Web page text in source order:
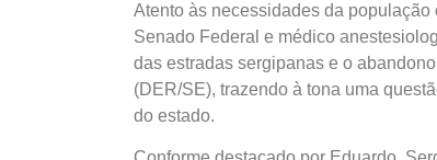
Atento às necessidades da
Senado Federal e médico
das estradas sergipanas e o
(DER/SE), trazendo à tona uma
do estado.